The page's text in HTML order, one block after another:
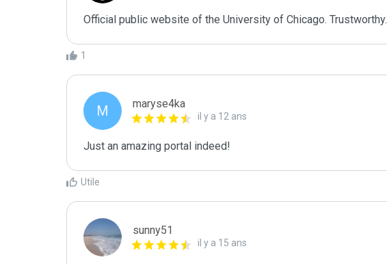
Official public website of the University of Chicago. Trustworthy.
1
M maryse4ka
il y a 12 ans
Just an amazing portal indeed!
Utile
sunny51
il y a 15 ans